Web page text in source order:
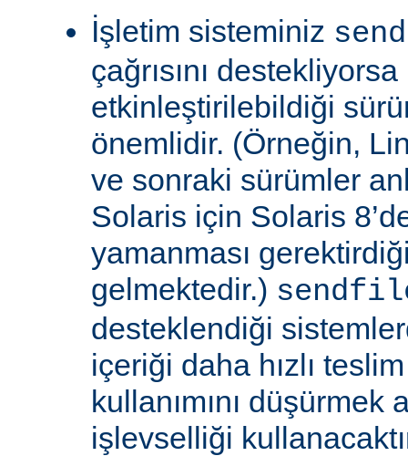
İşletim sisteminiz
çağrısını
etkinleştirilebildiği
önemlidir. (Örneğin,
ve sonraki sürümler
Solaris için Solaris
yamanması
gelmektedir.)
desteklendiği
içeriği daha hızlı
kullanımını düşürmek
işlevselliği